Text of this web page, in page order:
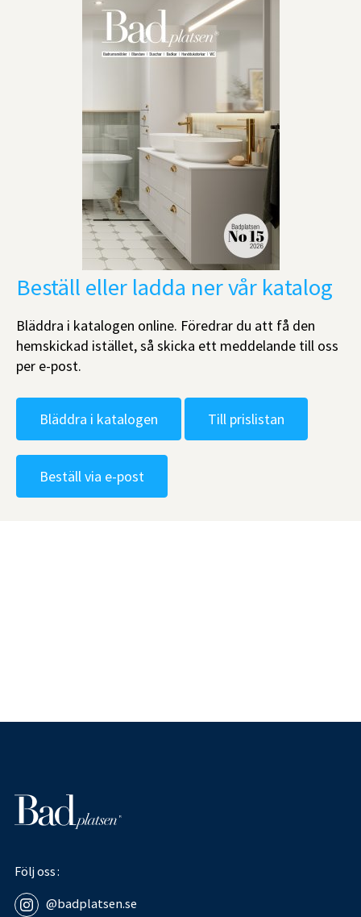
Beställ eller ladda ner vår katalog
Bläddra i katalogen online. Föredrar du att få den
hemskickad istället, så skicka ett meddelande till oss
per e-post.
Bläddra i katalogen Till prislistan
Beställ via e-post
Följ oss
@badplatsen.se